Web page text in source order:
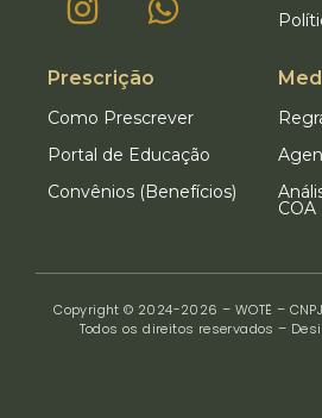
Prescrição
Como Prescrever
Portal de Educação
Convênios (Benefícios)
COA
Copyright © 2024-2026 – WOTË –
Todos os direitos reservados –